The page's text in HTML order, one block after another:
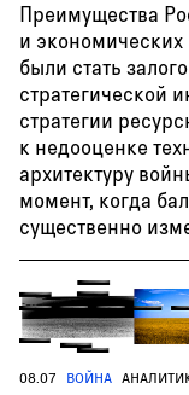
Преимущества
и
были стать
стратегической
стратегии
к недооценке
архитектуру
момент, когда
существенно
08.07 ВОЙНА